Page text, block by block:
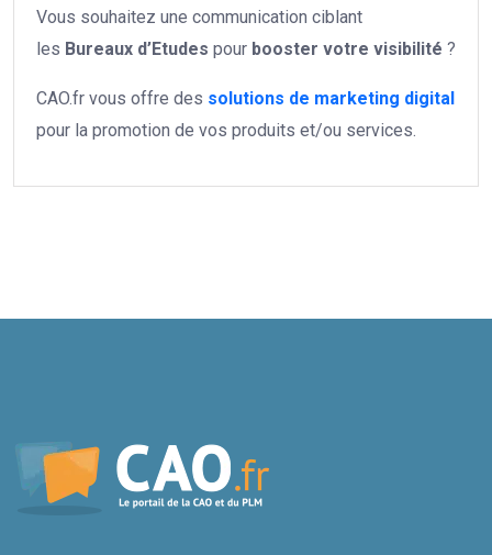
Vous souhaitez une communication ciblant
les Bureaux d’Etudes pour booster votre visibilité ?
CAO.fr vous offre des solutions de marketing digital
pour la promotion de vos produits et/ou services.